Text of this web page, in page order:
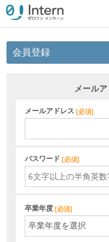
会員登録
メール
メールアドレス [必須]
パスワード [必須]
卒業年度 [必須]